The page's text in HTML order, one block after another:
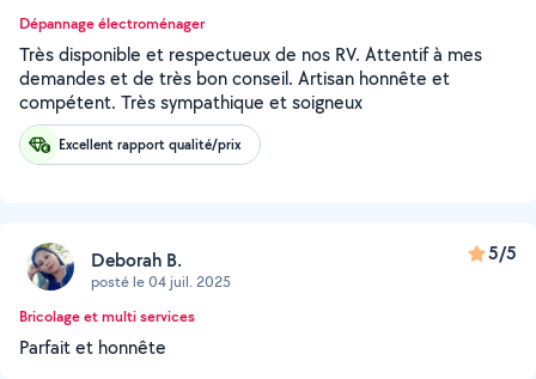
Dépannage électroménager
Très disponible et respectueux de nos RV. Attentif à mes
demandes et de très bon conseil. Artisan honnête et
compétent. Très sympathique et soigneux
Excellent rapport qualité/prix
Deborah B.
posté le 04 juil. 2025
5/5
Bricolage et multi services
Parfait et honnête